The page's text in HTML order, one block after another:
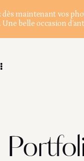
dès maintenant vos
belle occasion